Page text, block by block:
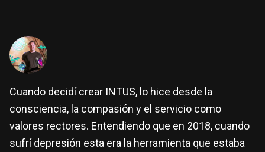
Cuando decidí crear INTUS, lo hice desde la
consciencia, la compasión y el servicio como
valores rectores. Entendiendo que en 2018, cuando
sufrí depresión esta era la herramienta que estaba